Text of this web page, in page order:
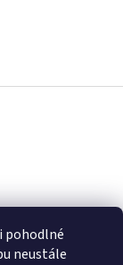
pohodlné
neustále